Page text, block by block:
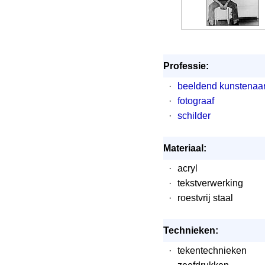
Professie:
·
beeldend
·
fotograaf
·
schilder
Materiaal:
·
acryl
·
tekstverwerking
·
roestvrij staal
Technieken:
·
tekentechnieken